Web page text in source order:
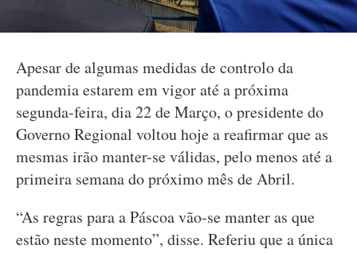
Apesar de algumas medidas de controlo da
pandemia estarem em vigor até a próxima
segunda-feira, dia 22 de Março, o presidente do
Governo Regional voltou hoje a reafirmar que as
mesmas irão manter-se válidas, pelo menos até a
primeira semana do próximo mês de Abril.
“As regras para a Páscoa vão-se manter as que
estão neste momento”, disse. Referiu que a única